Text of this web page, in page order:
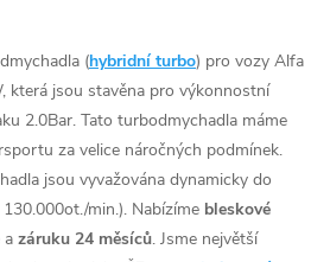
(hybridní turbo) pro vozy Alfa
která jsou stavěna pro výkonnostní
2.0Bar. Tato turbodmychadla máme
za velice náročných podmínek.
jsou vyvažována dynamicky do
min.). Nabízíme bleskové
a záruku 24 měsíců. Jsme největší